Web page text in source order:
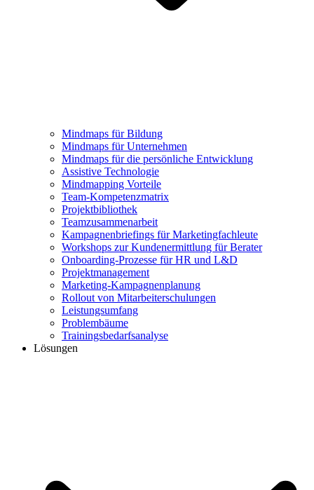
Mindmaps für Bildung
Mindmaps für Unternehmen
Mindmaps für die persönliche Entwicklung
Assistive Technologie
Mindmapping Vorteile
Team-Kompetenzmatrix
Projektbibliothek
Teamzusammenarbeit
Kampagnenbriefings für Marketingfachleute
Workshops zur Kundenermittlung für Berater
Onboarding-Prozesse für HR und L&D
Projektmanagement
Marketing-Kampagnenplanung
Rollout von Mitarbeiterschulungen
Leistungsumfang
Problembäume
Trainingsbedarfsanalyse
Lösungen